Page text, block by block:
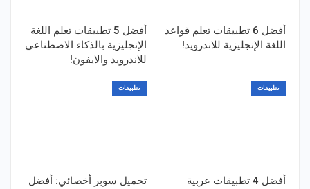
أفضل 6 تطبيقات تعلم قواعد
اللغة الإنجليزية للاندرويد!
أفضل 5 تطبيقات تعلم اللغة
الإنجليزية بالذكاء الاصطناعي
للاندرويد والايفون!
تطبيقات
أفضل 4 تطبيقات عربية
تطبيقات
تحميل سوبر أخصائي: أفضل